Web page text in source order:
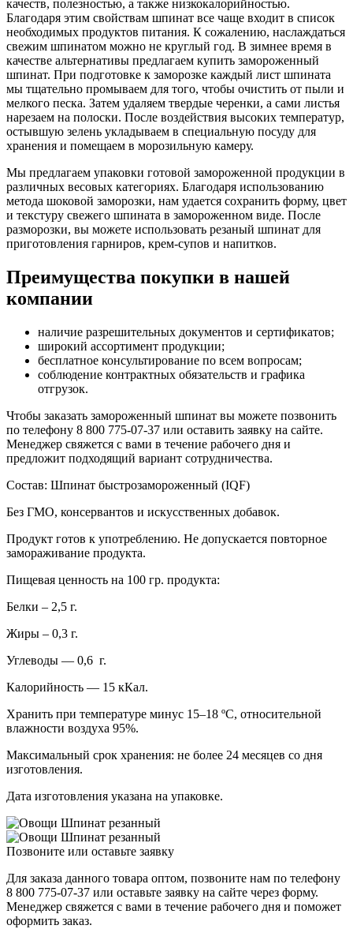
качеств, полезностью, а также низкокалорийностью.
Благодаря этим свойствам шпинат все чаще входит в список
необходимых продуктов питания. К сожалению, наслаждаться
свежим шпинатом можно не круглый год. В зимнее время в
качестве альтернативы предлагаем купить замороженный
шпинат. При подготовке к заморозке каждый лист шпината
мы тщательно промываем для того, чтобы очистить от пыли и
мелкого песка. Затем удаляем твердые черенки, а сами листья
нарезаем на полоски. После воздействия высоких температур,
остывшую зелень укладываем в специальную посуду для
хранения и помещаем в морозильную камеру.
Мы предлагаем упаковки готовой замороженной продукции в
различных весовых категориях. Благодаря использованию
метода шоковой заморозки, нам удается сохранить форму, цвет
и текстуру свежего шпината в замороженном виде. После
разморозки, вы можете использовать резаный шпинат для
приготовления гарниров, крем-супов и напитков.
Преимущества покупки в нашей
компании
наличие разрешительных документов и сертификатов;
широкий ассортимент продукции;
бесплатное консультирование по всем вопросам;
соблюдение контрактных обязательств и графика
отгрузок.
Чтобы заказать замороженный шпинат вы можете позвонить
по телефону 8 800 775-07-37 или оставить заявку на сайте.
Менеджер свяжется с вами в течение рабочего дня и
предложит подходящий вариант сотрудничества.
Состав: Шпинат быстрозамороженный (IQF)
Без ГМО, консервантов и искусственных добавок.
Продукт готов к употреблению. Не допускается повторное
замораживание продукта.
Пищевая ценность на 100 гр. продукта:
Белки – 2,5 г.
Жиры – 0,3 г.
Углеводы — 0,6 г.
Калорийность — 15 кКал.
Хранить при температуре минус 15–18 ºС, относительной
влажности воздуха 95%.
Максимальный срок хранения: не более 24 месяцев со дня
изготовления.
Дата изготовления указана на упаковке.
Позвоните или оставьте заявку
Для заказа данного товара оптом, позвоните нам по телефону
8 800 775-07-37 или оставьте заявку на сайте через форму.
Менеджер свяжется с вами в течение рабочего дня и поможет
оформить заказ.